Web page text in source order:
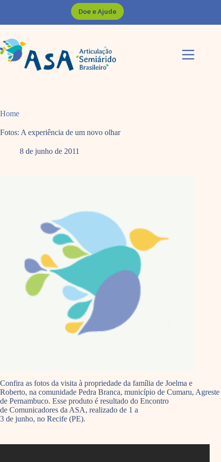
Doe e Ajude
Home
Fotos: A experiência de um novo olhar
8 de junho de 2011
Confira as fotos da visita à propriedade da família de Joelma e
Roberto, na comunidade Pedra Branca, município de Cumaru, Agreste
de Pernambuco. Esse produto é resultado do Encontro
de Comunicadores da ASA, realizado de 1 a
3 de junho, no Recife (PE).